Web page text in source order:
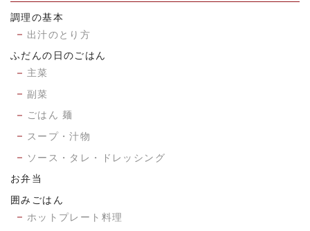
調理の基本
出汁のとり方
ふだんの日のごはん
主菜
副菜
ごはん 麺
スープ・汁物
ソース・タレ・ドレッシング
お弁当
囲みごはん
ホットプレート料理